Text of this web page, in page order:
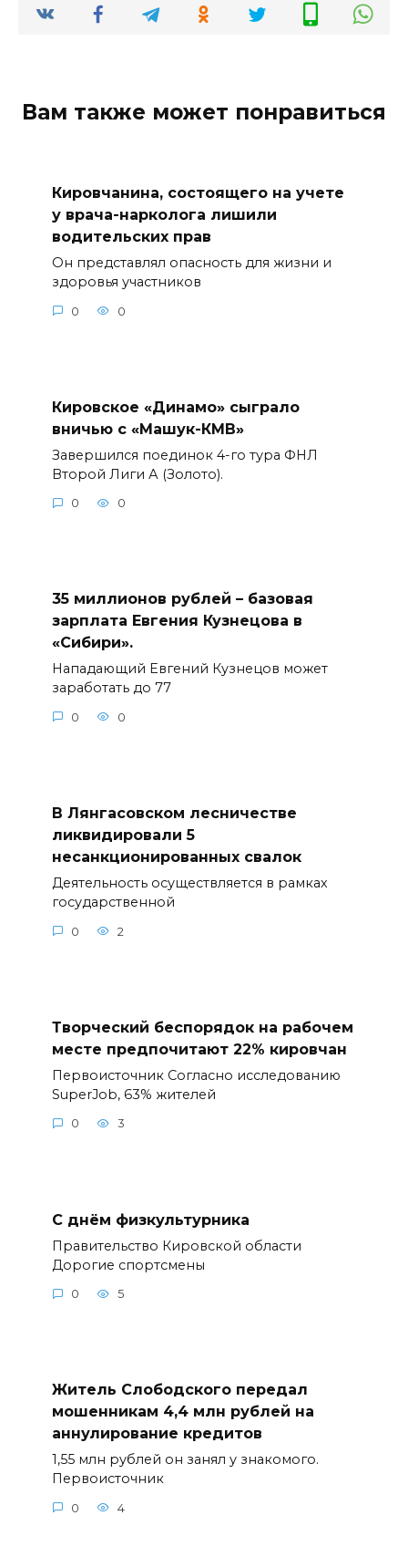
Вам также может понравиться
Кировчанина, состоящего на учете
у врача-нарколога лишили
водительских прав
Он представлял опасность для жизни и
здоровья участников
0 0
Кировское «Динамо» сыграло
вничью с «Машук-КМВ»
Завершился поединок 4-го тура ФНЛ
Второй Лиги А (Золото).
0 0
35 миллионов рублей – базовая
зарплата Евгения Кузнецова в
«Сибири».
Нападающий Евгений Кузнецов может
заработать до 77
0 0
В Лянгасовском лесничестве
ликвидировали 5
несанкционированных свалок
Деятельность осуществляется в рамках
государственной
0 2
Творческий беспорядок на рабочем
месте предпочитают 22% кировчан
Первоисточник Согласно исследованию
SuperJob, 63% жителей
0 3
С днём физкультурника
Правительство Кировской области
Дорогие спортсмены
0 5
Житель Слободского передал
мошенникам 4,4 млн рублей на
аннулирование кредитов
1,55 млн рублей он занял у знакомого.
Первоисточник
0 4